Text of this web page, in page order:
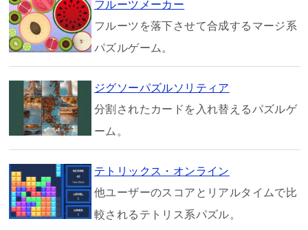
フルーツメーカー
フルーツを落下させて合成するマージ系
パズルゲーム。
ジグソーパズルソリティア
分割されたカードを入れ替えるパズルゲ
ーム。
テトリックス・オンライン
他ユーザーのスコアとリアルタイムで比
較されるテトリス系パズル。